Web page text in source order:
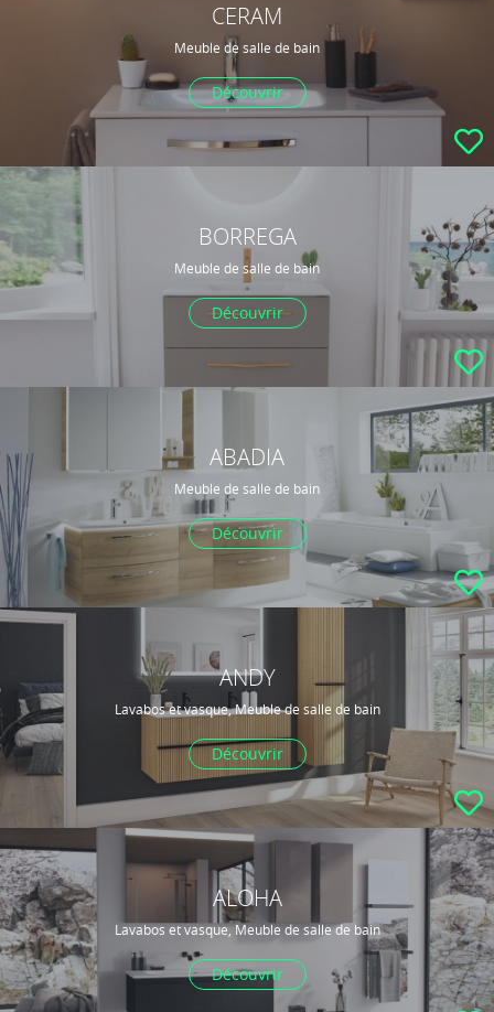
CERAM
Meuble de salle de bain
Découvrir
BORREGA
Meuble de salle de bain
Découvrir
ABADIA
Meuble de salle de bain
Découvrir
ANDY
Lavabos et vasque, Meuble de salle de bain
Découvrir
ALOHA
Lavabos et vasque, Meuble de salle de bain
Découvrir